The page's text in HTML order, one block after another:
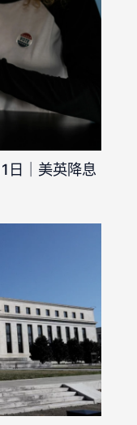
日｜美英降息